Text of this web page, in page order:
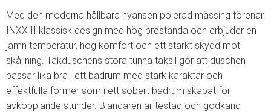
Med den moderna hållbara nyansen polerad mässing förenar
INXX II klassisk design med hög prestanda och erbjuder en
jämn temperatur, hög komfort och ett starkt skydd mot
skållning. Takduschens stora tunna taksil gör att duschen
passar lika bra i ett badrum med stark karaktär och
effektfulla former som i ett sobert badrum skapat för
avkopplande stunder. Blandaren är testad och godkänd